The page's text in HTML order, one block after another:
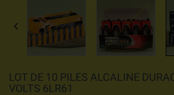

LOT DE 10 PILES ALCALINE
VOLTS 6LR61